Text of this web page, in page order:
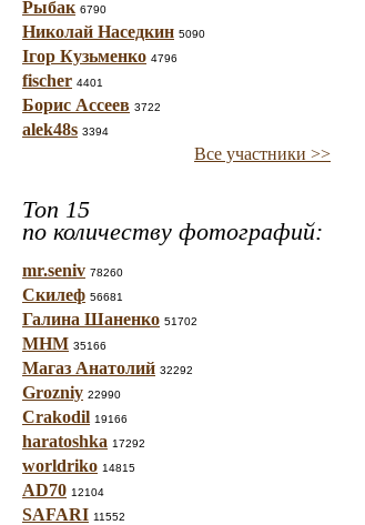
Рыбак 6790
Николай Наседкин 5090
Ігор Кузьменко 4796
fischer 4401
Борис Ассеев 3722
alek48s 3394
Все участники >>
Топ 15
по количеству фотографий:
mr.seniv 78260
Скилеф 56681
Галина Шаненко 51702
МНМ 35166
Магаз Анатолий 32292
Grozniy 22990
Crakodil 19166
haratoshka 17292
worldriko 14815
AD70 12104
SAFARI 11552